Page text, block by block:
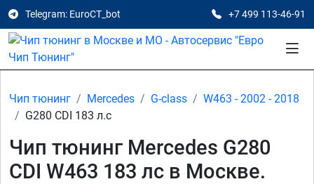
Telegram: EuroCT_bot +7 499 113-46-91
Чип тюнинг Mercedes G-class
W463 - 2002 - 2018
G280 CDI 183 л.с
Чип тюнинг Mercedes G280
CDI W463 183 лс в Москве.